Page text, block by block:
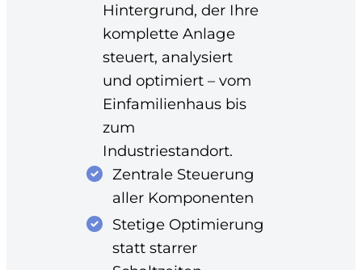
Hintergrund, der Ihre
komplette Anlage
steuert, analysiert
und optimiert – vom
Einfamilienhaus bis
zum
Industriestandort.
Zentrale Steuerung
aller Komponenten
Stetige Optimierung
statt starrer